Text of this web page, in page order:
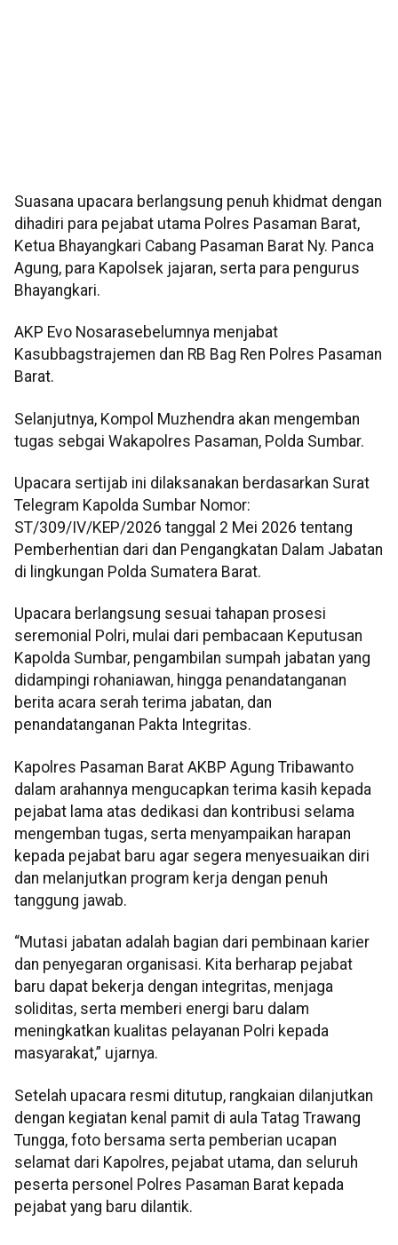
Suasana upacara berlangsung penuh khidmat dengan
dihadiri para pejabat utama Polres Pasaman Barat,
Ketua Bhayangkari Cabang Pasaman Barat Ny. Panca
Agung, para Kapolsek jajaran, serta para pengurus
Bhayangkari.
AKP Evo Nosarasebelumnya menjabat
Kasubbagstrajemen dan RB Bag Ren Polres Pasaman
Barat.
Selanjutnya, Kompol Muzhendra akan mengemban
tugas sebgai Wakapolres Pasaman, Polda Sumbar.
Upacara sertijab ini dilaksanakan berdasarkan Surat
Telegram Kapolda Sumbar Nomor:
ST/309/IV/KEP/2026 tanggal 2 Mei 2026 tentang
Pemberhentian dari dan Pengangkatan Dalam Jabatan
di lingkungan Polda Sumatera Barat.
Upacara berlangsung sesuai tahapan prosesi
seremonial Polri, mulai dari pembacaan Keputusan
Kapolda Sumbar, pengambilan sumpah jabatan yang
didampingi rohaniawan, hingga penandatanganan
berita acara serah terima jabatan, dan
penandatanganan Pakta Integritas.
Kapolres Pasaman Barat AKBP Agung Tribawanto
dalam arahannya mengucapkan terima kasih kepada
pejabat lama atas dedikasi dan kontribusi selama
mengemban tugas, serta menyampaikan harapan
kepada pejabat baru agar segera menyesuaikan diri
dan melanjutkan program kerja dengan penuh
tanggung jawab.
“Mutasi jabatan adalah bagian dari pembinaan karier
dan penyegaran organisasi. Kita berharap pejabat
baru dapat bekerja dengan integritas, menjaga
soliditas, serta memberi energi baru dalam
meningkatkan kualitas pelayanan Polri kepada
masyarakat,” ujarnya.
Setelah upacara resmi ditutup, rangkaian dilanjutkan
dengan kegiatan kenal pamit di aula Tatag Trawang
Tungga, foto bersama serta pemberian ucapan
selamat dari Kapolres, pejabat utama, dan seluruh
peserta personel Polres Pasaman Barat kepada
pejabat yang baru dilantik.